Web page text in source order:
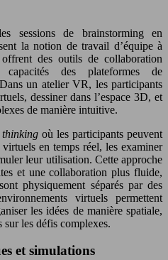
sessions de brainstorming en
la notion de travail d’équipe à
des outils de collaboration
des plateformes de
un atelier VR, les participants
dessiner dans l’espace 3D, et
de manière intuitive.
thinkingoù les participants peuvent
en temps réel, les examiner
leur utilisation. Cette approche
et une collaboration plus fluide,
physiquement séparés par des
virtuels permettent
les idées de manière spatiale,
les défis complexes.
et simulations